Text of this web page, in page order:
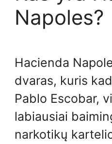
Napoles?
Hacienda
dvaras, kuris
Pablo Escobar,
labiausiai
narkotikų